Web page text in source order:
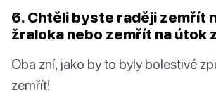
6. Chtěli byste raději zemřít
žraloka nebo zemřít na útok
Oba zní, jako by to byly bolestivé
zemřít!